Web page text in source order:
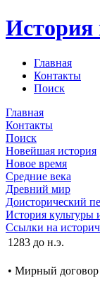
История
Главная
Контакты
Поиск
Главная
Контакты
Поиск
Новейшая история
Новое время
Средние века
Древний мир
Доисторический
История культуры
Ссылки на
1283 до н.э.
• Мирный договор